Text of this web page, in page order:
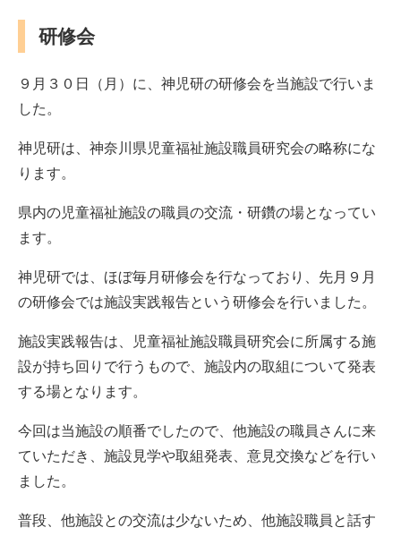
研修会
９月３０日（月）に、神児研の研修会を当施設で行いま
した。
神児研は、神奈川県児童福祉施設職員研究会の略称にな
ります。
県内の児童福祉施設の職員の交流・研鑽の場となってい
ます。
神児研では、ほぼ毎月研修会を行なっており、先月９月
の研修会では施設実践報告という研修会を行いました。
施設実践報告は、児童福祉施設職員研究会に所属する施
設が持ち回りで行うもので、施設内の取組について発表
する場となります。
今回は当施設の順番でしたので、他施設の職員さんに来
ていただき、施設見学や取組発表、意見交換などを行い
ました。
普段、他施設との交流は少ないため、他施設職員と話す